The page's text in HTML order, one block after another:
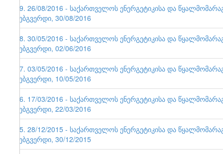
79. 26/08/2016 - საქართველოს ენერგეტიკისა და
ვებგვერდი, 30/08/2016
78. 30/05/2016 - საქართველოს ენერგეტიკისა და
ვებგვერდი, 02/06/2016
77. 03/05/2016 - საქართველოს ენერგეტიკისა და
ვებგვერდი, 10/05/2016
76. 17/03/2016 - საქართველოს ენერგეტიკისა და
ვებგვერდი, 22/03/2016
75. 28/12/2015 - საქართველოს ენერგეტიკისა და
ვებგვერდი, 30/12/2015